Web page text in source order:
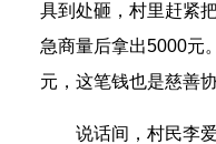
具到处砸，村里赶紧
急商量后拿出5000元
元，这笔钱也是慈善
说话间，村民李爱